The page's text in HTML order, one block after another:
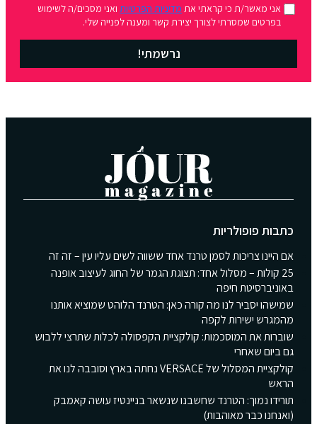
אני מאשר/ת כי קראתי את מדיניות הפרטיות ואני מסכים/ה לשימוש
בפרטים שמסרתי לצורך יצירת קשר ומענה לפנייה שלי.
נרשמתי!
כתבות פופולריות
אם היינו צריכות לסמן טרנד אחד ששווה לשים עליו עין – זה זה
25 קולות – מסלול אחד: תצוגת הגמר של החוג לעיצוב אופנה
באוניברסיטת חיפה
שמישהו יסביר לנו מה קורה כאן: הטרנד הלוהט שמוציא אותנו
מהמגרש ישירות לקפה
שוברות את המוסכמות: קולקציית הקפסולה לכלות שתרצי ללבוש
גם ביום שאחרי
קולקציית המסלול של VERSACE נחתה בארץ וסובבה לנו את
הראש
תורידו נמוך: הטרנד שחשבנו שנשאר בניינטיז עושה קאמבק
(ואנחנו כבר מאוהבות)